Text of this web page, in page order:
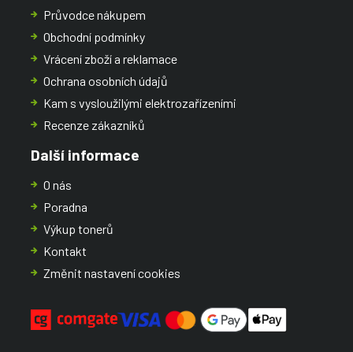
Průvodce nákupem
Obchodní podmínky
Vrácení zboží a reklamace
Ochrana osobních údajů
Kam s vysloužilými elektrozařízeními
Recenze zákazníků
Další informace
O nás
Poradna
Výkup tonerů
Kontakt
Změnit nastavení cookies